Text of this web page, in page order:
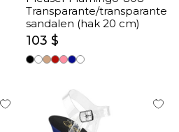
Transparante/transparante
sandalen (hak 20 cm)
103 $